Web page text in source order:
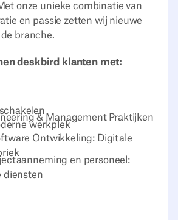
onze unieke combinatie van
en passie zetten wij nieuwe
branche.
deskbird klanten met:
& Management Praktijken
werkplek
Ontwikkeling: Digitale
en personeel:
diensten